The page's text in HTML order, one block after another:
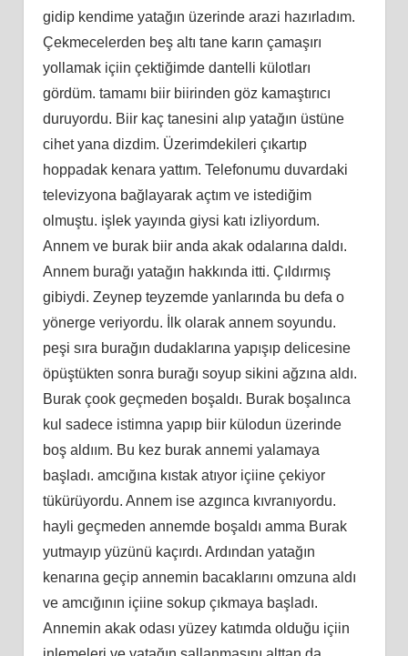
gidip kendime yatağın üzerinde arazi hazırladım.
Çekmecelerden beş altı tane karın çamaşırı
yollamak içiin çektiğimde dantelli külotları
gördüm. tamamı biir biirinden göz kamaştırıcı
duruyordu. Biir kaç tanesini alıp yatağın üstüne
cihet yana dizdim. Üzerimdekileri çıkartıp
hoppadak kenara yattım. Telefonumu duvardaki
televizyona bağlayarak açtım ve istediğim
olmuştu. işlek yayında giysi katı izliyordum.
Annem ve burak biir anda akak odalarına daldı.
Annem burağı yatağın hakkında itti. Çıldırmış
gibiydi. Zeynep teyzemde yanlarında bu defa o
yönerge veriyordu. İlk olarak annem soyundu.
peşi sıra burağın dudaklarına yapışıp delicesine
öpüştükten sonra burağı soyup sikini ağzına aldı.
Burak çook geçmeden boşaldı. Burak boşalınca
kul sadece istimna yapıp biir külodun üzerinde
boş aldıım. Bu kez burak annemi yalamaya
başladı. amcığına kıstak atıyor içiine çekiyor
tükürüyordu. Annem ise azgınca kıvranıyordu.
hayli geçmeden annemde boşaldı amma Burak
yutmayıp yüzünü kaçırdı. Ardından yatağın
kenarına geçip annemin bacaklarını omzuna aldı
ve amcığının içiine sokup çıkmaya başladı.
Annemin akak odası yüzey katımda olduğu içiin